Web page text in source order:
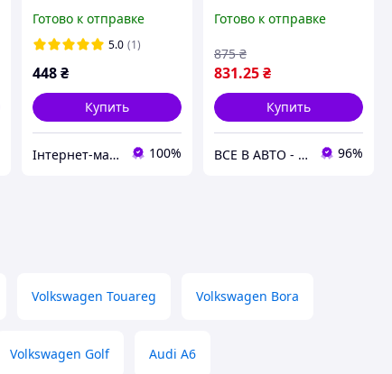
(ФИКСАЦИЯ БАГАЖА)
ELEGANT 100674
Готово к отправке
5.0 (1)
448 ₴
Купить
Інтернет-магазин "Автостиль Дніпро" 100%
гофра с крышкой
ELEGANT MAXI
Готово к отправке
831.25₴
875 ₴
Купить
ВСЕ В АВТО - интернет-магазин электроники и аксессуаров в авто 96%
Volkswagen Touareg Volkswagen Bora
Volkswagen Golf Audi A6